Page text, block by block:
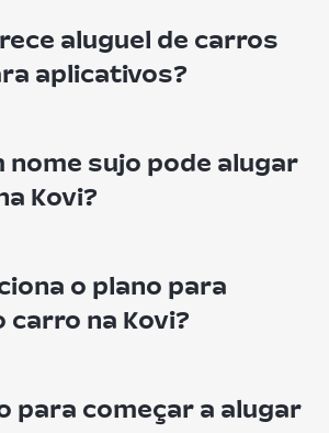
aluguel de carros
aplicativos?
nome sujo pode alugar
Kovi?
o plano para
na Kovi?
para começar a alugar